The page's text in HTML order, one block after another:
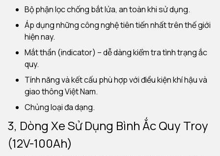
Bộ phận lọc chống bắt lửa, an toàn khi sử dụng.
Áp dụng những công nghệ tiên tiến nhất trên thế giới
hiện nay.
Mắt thần (indicator) – dễ dàng kiểm tra tình trạng ắc
quy.
Tính năng và kết cấu phù hợp với điều kiện khí hậu và
giao thông Việt Nam.
Chủng loại đa dạng.
3, Dòng Xe Sử Dụng Bình Ắc Quy Troy
(12V-100Ah)